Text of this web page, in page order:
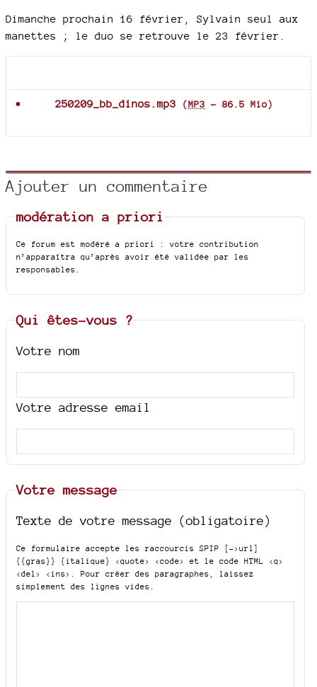
Dimanche prochain 16 février, Sylvain seul aux
manettes ; le duo se retrouve le 23 février.
250209_bb_dinos.mp3 (MP3 - 86.5 Mio)
Ajouter un commentaire
modération a priori
Ce forum est modéré a priori : votre contribution
n’apparaîtra qu’après avoir été validée par les
responsables.
Qui êtes-vous ?
Votre nom
Votre adresse email
Votre message
Texte de votre message (obligatoire)
Ce formulaire accepte les raccourcis SPIP
[->url]
{{gras}} {italique} <quote> <code>
et le code HTML <q>
<del> <ins>
. Pour créer des paragraphes, laissez
simplement des lignes vides.